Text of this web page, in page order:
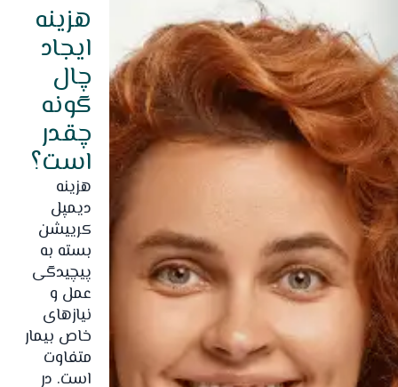
هزینه
ایجاد
چال
گونه
چقدر
است؟
هزینه
دیمپل
کرییشن
بسته به
پیچیدگی
عمل و
نیازهای
خاص بیمار
متفاوت
است. در